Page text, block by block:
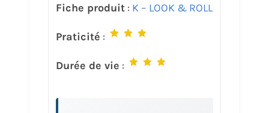
Fiche produit: K – LOOK & ROLL
Praticité :
Durée de vie :